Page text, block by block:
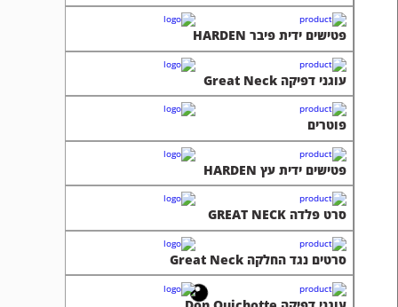
פטישים ידית פיבר HARDEN
עוגני דפיקה Great Neck
פוטרים
פטישים ידית עץ HARDEN
סרט פלדה GREAT NECK
סרטים נגד החלקה Great Neck